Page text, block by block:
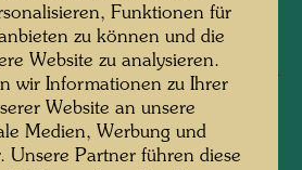
1973 zum ersten Mal nach
die Auckland City Art
Retrospektive eingerichtet
New Plymouth,
Funktionen für
zu können und die
Website zu analysieren.
wir Informationen zu Ihrer
Website an unsere
Medien, Werbung und
Unsere Partner führen diese